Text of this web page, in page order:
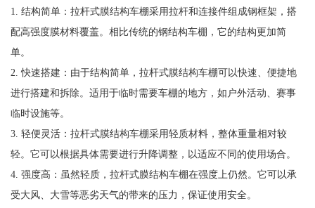
1. 结构简单：拉杆式膜结构车棚采用拉杆和连接件组成钢框架，搭
配高强度膜材料覆盖。相比传统的钢结构车棚，它的结构更加简
单。
2. 快速搭建：由于结构简单，拉杆式膜结构车棚可以快速、便捷地
进行搭建和拆除。适用于临时需要车棚的地方，如户外活动、赛事
临时设施等。
3. 轻便灵活：拉杆式膜结构车棚采用轻质材料，整体重量相对较
轻。它可以根据具体需要进行升降调整，以适应不同的使用场合。
4. 强度高：虽然轻质，拉杆式膜结构车棚在强度上仍然。它可以承
受大风、大雪等恶劣天气的带来的压力，保证使用安全。